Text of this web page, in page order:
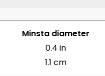
Minsta diameter
0.4 in
1.1 cm